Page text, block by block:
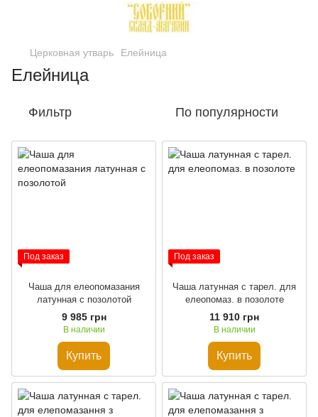
Церковная утварь Елейница
Елейница
Фильтр По популярности
Под заказ
Чаша для елеопомазания
латунная с позолотой
9 985 грн
В наличии
Купить
Под заказ
Чаша латунная с тарел. для
елеопомаз. в позолоте
11 910 грн
В наличии
Купить